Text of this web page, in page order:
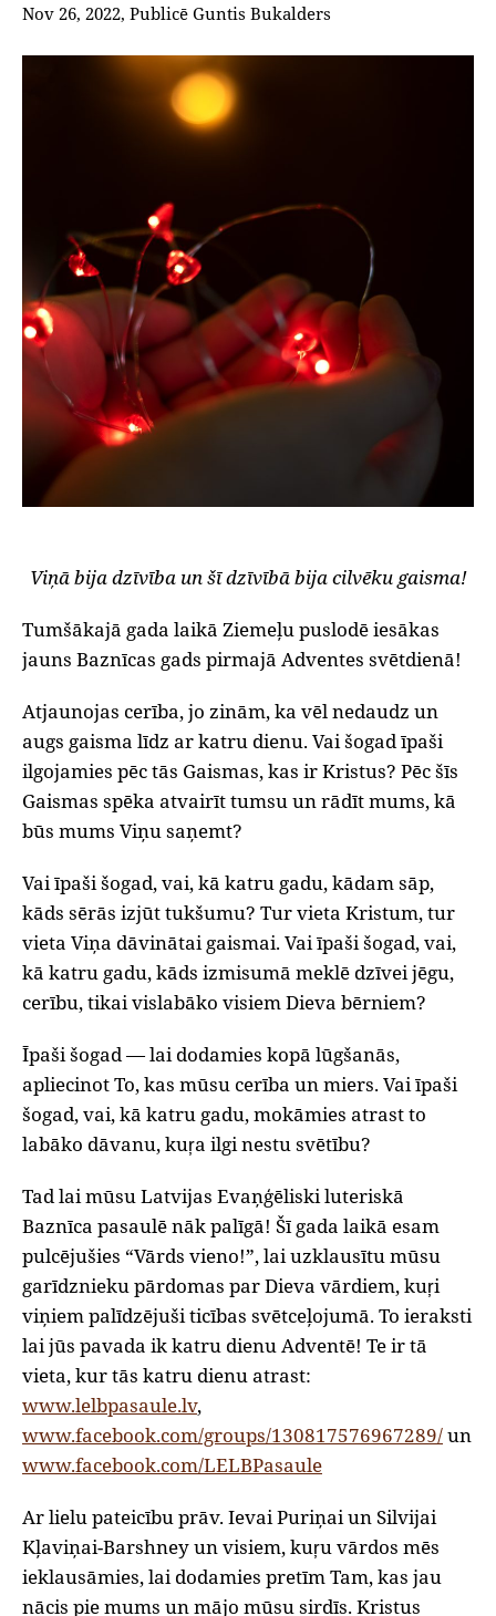
Nov 26, 2022, Publicē Guntis Bukalders
Viņā bija dzīvība un šī dzīvībā bija cilvēku gaisma!
Tumšākajā gada laikā Ziemeļu puslodē iesākas
jauns Baznīcas gads pirmajā Adventes svētdienā!
Atjaunojas cerība, jo zinām, ka vēl nedaudz un
augs gaisma līdz ar katru dienu. Vai šogad īpaši
ilgojamies pēc tās Gaismas, kas ir Kristus? Pēc šīs
Gaismas spēka atvairīt tumsu un rādīt mums, kā
būs mums Viņu saņemt?
Vai īpaši šogad, vai, kā katru gadu, kādam sāp,
kāds sērās izjūt tukšumu? Tur vieta Kristum, tur
vieta Viņa dāvinātai gaismai. Vai īpaši šogad, vai,
kā katru gadu, kāds izmisumā meklē dzīvei jēgu,
cerību, tikai vislabāko visiem Dieva bērniem?
Īpaši šogad — lai dodamies kopā lūgšanās,
apliecinot To, kas mūsu cerība un miers. Vai īpaši
šogad, vai, kā katru gadu, mokāmies atrast to
labāko dāvanu, kuŗa ilgi nestu svētību?
Tad lai mūsu Latvijas Evaņģēliski luteriskā
Baznīca pasaulē nāk palīgā! Šī gada laikā esam
pulcējušies “Vārds vieno!”, lai uzklausītu mūsu
garīdznieku pārdomas par Dieva vārdiem, kuŗi
viņiem palīdzējuši ticības svētceļojumā. To ieraksti
lai jūs pavada ik katru dienu Adventē! Te ir tā
vieta, kur tās katru dienu atrast:
www.lelbpasaule.lv,
www.facebook.com/groups/130817576967289/un
www.facebook.com/LELBPasaule
Ar lielu pateicību prāv. Ievai Puriņai un Silvijai
Kļaviņai-Barshney un visiem, kuŗu vārdos mēs
ieklausāmies, lai dodamies pretīm Tam, kas jau
nācis pie mums un mājo mūsu sirdīs. Kristus